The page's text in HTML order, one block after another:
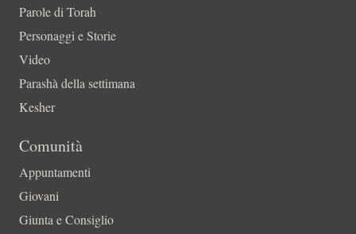
Parole di Torah
Personaggi e Storie
Video
Parashà della settimana
Kesher
Comunità
Appuntamenti
Giovani
Giunta e Consiglio